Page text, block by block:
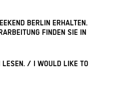
BERLIN ERHALTEN.
FINDEN SIE IN
LESEN. / I WOULD LIKE TO